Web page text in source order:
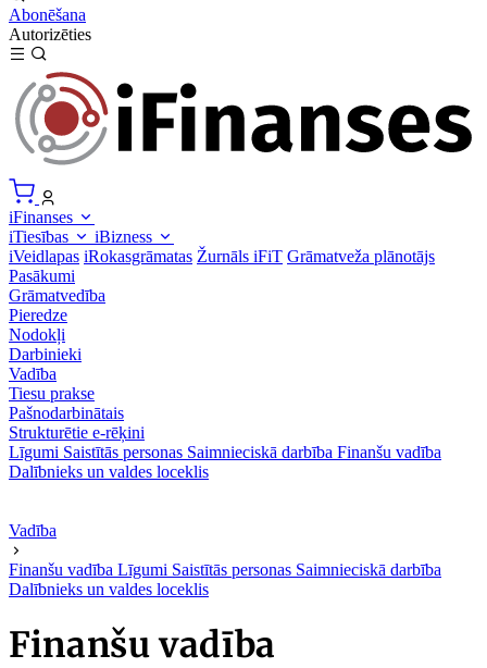
Abonēšana
Autorizēties
iFinanses
iTiesības
iBizness
iVeidlapas iRokasgrāmatas Žurnāls iFiT Grāmatveža plānotājs
Pasākumi
Grāmatvedība
Pieredze
Nodokļi
Darbinieki
Vadība
Tiesu prakse
Pašnodarbinātais
Strukturētie e-rēķini
Līgumi Saistītās personas Saimnieciskā darbība Finanšu vadība
Dalībnieks un valdes loceklis
Vadība
Finanšu vadība Līgumi Saistītās personas Saimnieciskā darbība
Dalībnieks un valdes loceklis
Finanšu vadība